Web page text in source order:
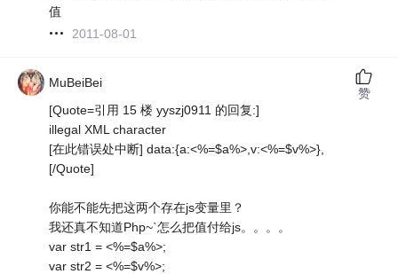
值
2011-08-01
MuBeiBei
[Quote=引用 15 楼 yyszj0911 的回复:]
illegal XML character
[在此错误处中断] data:{a:<%=$a%>,v:<%=$v%>},
[/Quote]
你能不能先把这两个存在js变量里？
我还真不知道Php~`怎么把值付给js。。。。
var str1 = <%=$a%>;
var str2 = <%=$v%>;
赞